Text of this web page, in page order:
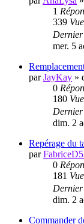
1
339
Dernier
mer. 5
parJayKay »
0
180
Dernier
dim. 2
Repérage du
par
0
181
Dernier
dim. 2
Commander